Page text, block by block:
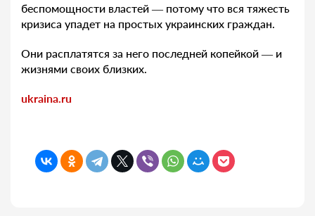
беспомощности властей — потому что вся тяжесть
кризиса упадет на простых украинских граждан.
Они расплатятся за него последней копейкой — и
жизнями своих близких.
ukraina.ru